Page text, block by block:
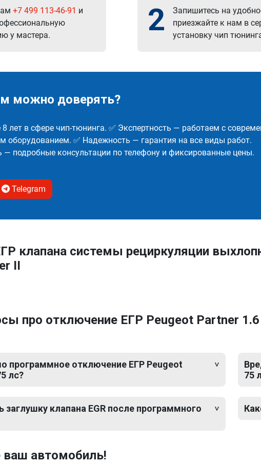
+7 499 113-46-91 и
у мастера.
2
Запишитесь на
приезжайте к нам в
установку чип
можно доверять?
лет в сфере чип-тюнинга. ✅ Экспертность — работаем с
оборудованием. ✅ Надежность — гарантия на все виды работ.
— подробные консультации по телефону и фиксированные цены.
Telegram
клапана системы рециркуляции
II
про отключение ЕГР Peugeot Partner 1.6
программное отключение ЕГР Peugeot
лс?
заглушку клапана EGR после программного
75
ваш автомобиль!